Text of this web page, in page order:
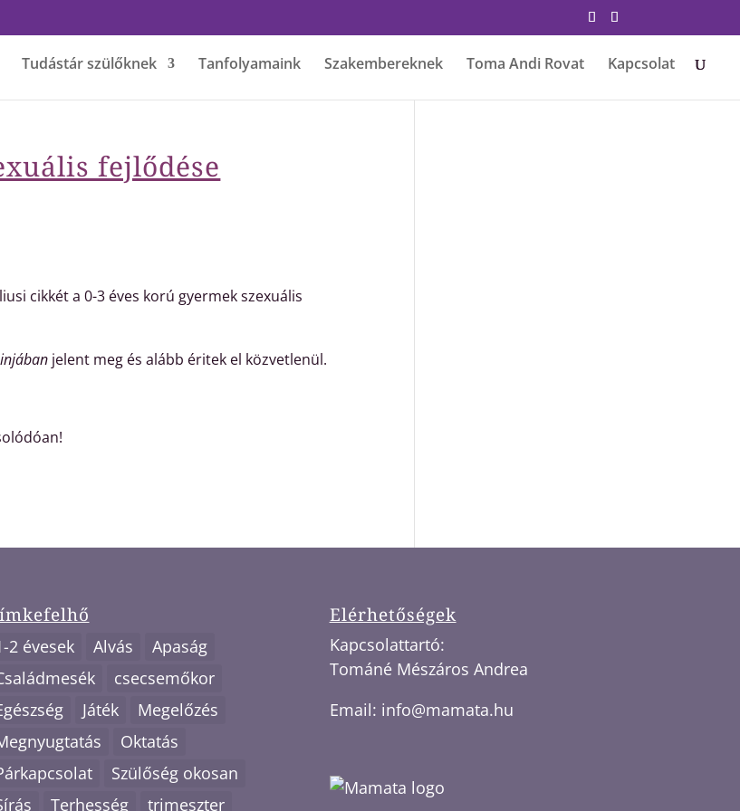
Tudástár szülőknek Tanfolyamaink Szakembereknek Toma Andi Rovat Kapcsolat
fejlődése
cikkét a 0-3 éves korú gyermek szexuális
jelent meg és alább éritek el közvetlenül.
2 évesek Alvás
Apaság
csecsemőkor
Játék
Megelőzés
Oktatás
Szülőség okosan
Terhesség trimeszter
Elérhetőségek
Kapcsolattartó:
Tománé Mészáros Andrea
Email: info@mamata.hu